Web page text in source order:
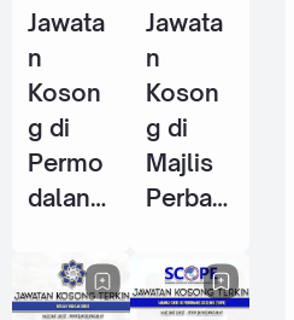
Tahun
2026
(KWSP)
- 25
Jun
2026
Jawata
n
Koson
g di
Permo
dalan
Berhad
- 30
Jawata
n
Koson
g di
Majlis
Perban
Kemam
an